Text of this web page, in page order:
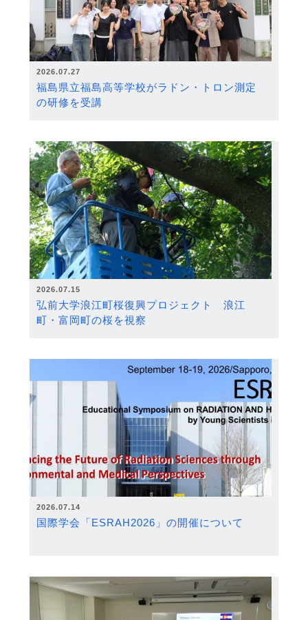
2026.07.27
福島県立福島高等学校がラドン・トロン測定
の研修を受講
2026.07.15
弘前大学浪江町桜復興プロジェクト 浪江
町・富岡町の桜を視察
2026.07.14
国際学会「ESRAH2026」の開催について